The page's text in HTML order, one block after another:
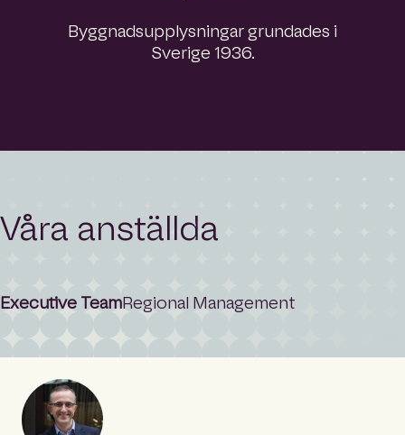
Byggnadsupplysningar grundades i
Sverige 1936.
Våra anställda
Executive TeamRegional Management